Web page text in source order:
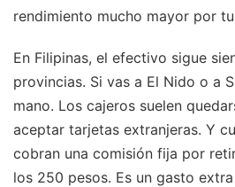
rendimiento mucho mayor por
En Filipinas, el efectivo sigue
provincias. Si vas a El Nido o a
mano. Los cajeros suelen
aceptar tarjetas extranjeras. Y
cobran una comisión fija por
los 250 pesos. Es un gasto